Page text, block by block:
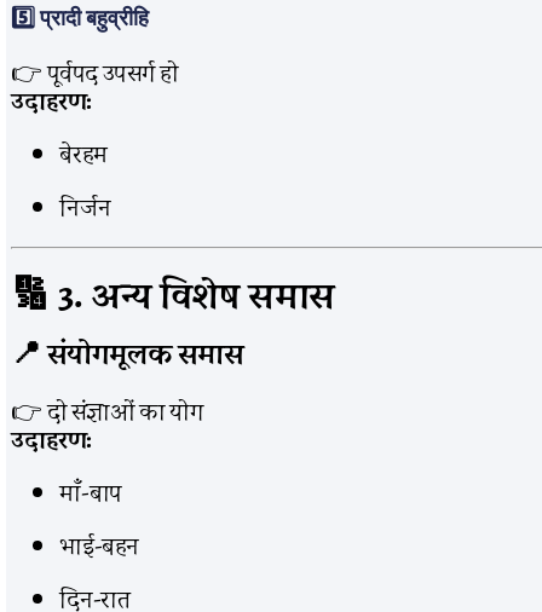
5️⃣प्रादी बहुव्रीहि
👉 पूर्वपद उपसर्ग हो
उदाहरण:
बेरहम
निर्जन
🔢 3. अन्य विशेष समास
📍 संयोगमूलक समास
👉 दो संज्ञाओं का योग
उदाहरण:
माँ-बाप
भाई-बहन
दिन-रात